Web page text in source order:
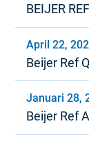
BEIJER
April 22,
Beijer Ref
Januari 28,
Beijer Ref